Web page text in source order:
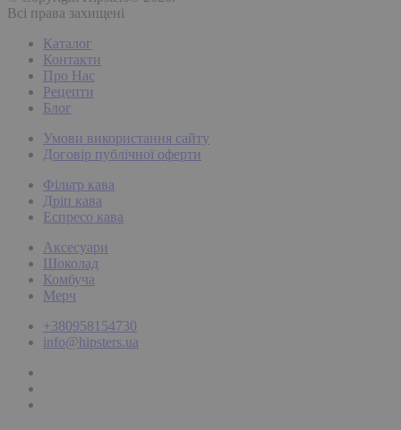
Всі права захищені
Каталог
Контакти
Про Нас
Рецепти
Блог
Умови використання сайту
Договір публічної оферти
Фільтр кава
Дріп кава
Еспресо кава
Аксесуари
Шоколад
Комбуча
Мерч
+380958154730
info@hipsters.ua